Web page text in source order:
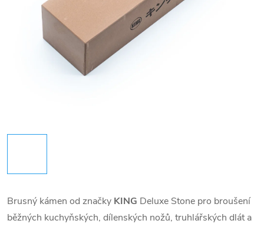
Brusný kámen od značky KING Deluxe Stone pro broušení
běžných kuchyňských, dílenských nožů, truhlářských dlát a